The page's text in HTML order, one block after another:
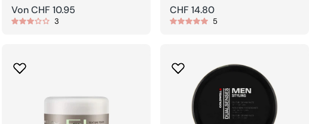
Regulärer
Preis
Von CHF 10.95
3
Regulärer
Preis
CHF 14.80
5